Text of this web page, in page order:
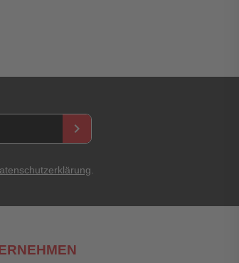
keyboard_arrow_right